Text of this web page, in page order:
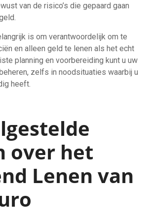
van de risico’s die gepaard gaan
is om verantwoordelijk om te
en alleen geld te lenen als het echt
planning en voorbereiding kunt u uw
zelfs in noodsituaties waarbij u
heeft.
over het
Lenen van